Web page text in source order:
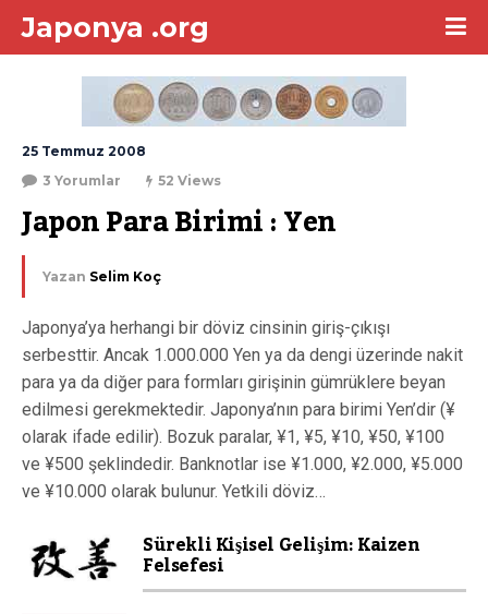
Japonya .org
25 Temmuz 2008
3 Yorumlar
52 Views
Japon Para Birimi : Yen
Yazan Selim Koç
Japonya’ya herhangi bir döviz cinsinin giriş-çıkışı
serbesttir. Ancak 1.000.000 Yen ya da dengi üzerinde nakit
para ya da diğer para formları girişinin gümrüklere beyan
edilmesi gerekmektedir. Japonya’nın para birimi Yen’dir (¥
olarak ifade edilir). Bozuk paralar, ¥1, ¥5, ¥10, ¥50, ¥100
ve ¥500 şeklindedir. Banknotlar ise ¥1.000, ¥2.000, ¥5.000
ve ¥10.000 olarak bulunur. Yetkili döviz…
Sürekli Kişisel Gelişim: Kaizen
Felsefesi